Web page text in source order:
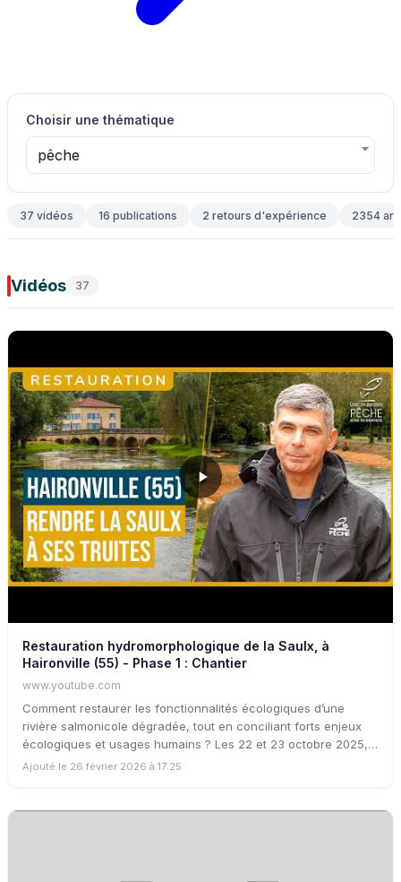
Choisir une thématique
pêche
37 vidéos 16 publications 2 retours d'expérience 2354
Vidéos 37
Restauration hydromorphologique de la Saulx, à
Haironville (55) - Phase 1 : Chantier
www.youtube.com
Comment restaurer les fonctionnalités écologiques d’une
rivière salmonicole dégradée, tout en conciliant forts enjeux
écologiques et usages humains ? Les 22 et 23 octobre 2025,
l'Union des Fédérations de Pêche du Bassin Seine-Normandie
traversée de la commune d'Haironville (55). Affluent de la
Ajouté le 26 février 2026 à 17:25